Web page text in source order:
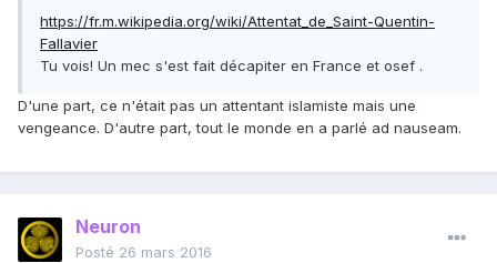
https://fr.m.wikipedia.org/wiki/Attentat_de_Saint-Quentin-
Fallavier
Tu vois! Un mec s'est fait décapiter en France et osef .
D'une part, ce n'était pas un attentant islamiste mais une
vengeance. D'autre part, tout le monde en a parlé ad nauseam.
Neuron
Posté 26 mars 2016